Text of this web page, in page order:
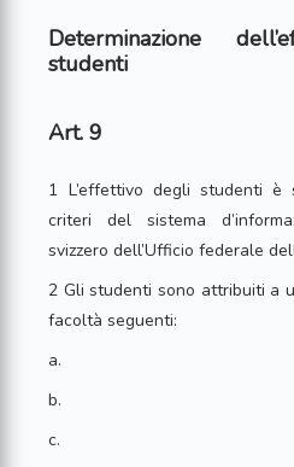
Determinazione
studenti
Art. 9
1 L’effettivo degli studenti è
criteri del sistema
svizzero dell’Ufficio federale
2 Gli studenti sono attribuiti a
facoltà seguenti:
a.
b.
c.